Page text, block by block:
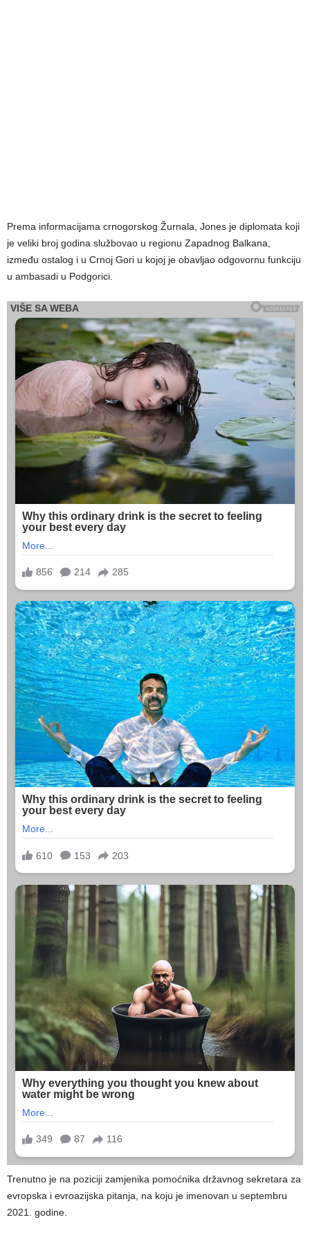
Prema informacijama crnogorskog Žurnala, Jones je diplomata koji
je veliki broj godina službovao u regionu Zapadnog Balkana,
između ostalog i u Crnoj Gori u kojoj je obavljao odgovornu funkciju
u ambasadi u Podgorici.
Trenutno je na poziciji zamjenika pomoćnika državnog sekretara za
evropska i evroazijska pitanja, na koju je imenovan u septembru
2021. godine.